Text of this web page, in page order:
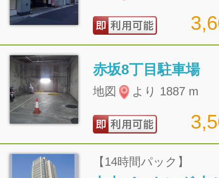
赤坂8丁目駐車場
地図 より 1887 m
【14時間パック】